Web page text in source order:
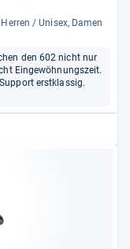
/ Uni­sex, Damen
den 602 nicht nur
Eingewöhnungszeit.
erstklassig.